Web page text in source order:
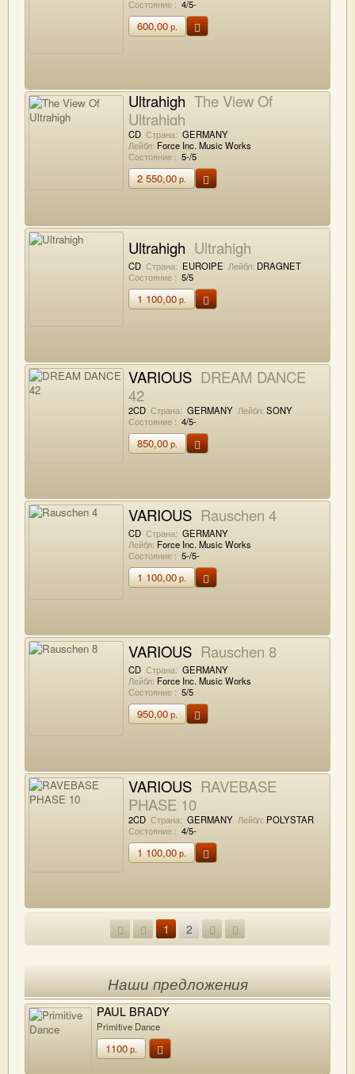
Состояние : 4/5-
600,00р.
Ultrahigh The View Of
Ultrahigh
CD Страна: GERMANY
Лейбл: Force Inc. Music Works
Состояние : 5-/5
2 550,00р.
Ultrahigh Ultrahigh
CD Страна: EUROIPE Лейбл: DRAGNET
Состояние : 5/5
1 100,00р.
VARIOUS DREAM DANCE
42
2CD Страна: GERMANY Лейбл: SONY
Состояние : 4/5-
850,00р.
VARIOUS Rauschen 4
CD Страна: GERMANY
Лейбл: Force Inc. Music Works
Состояние : 5-/5-
1 100,00р.
VARIOUS Rauschen 8
CD Страна: GERMANY
Лейбл: Force Inc. Music Works
Состояние : 5/5
950,00р.
VARIOUS RAVEBASE
PHASE 10
2CD Страна: GERMANY Лейбл: POLYSTAR
Состояние : 4/5-
1 100,00р.
1 2
Наши предложения
PAUL BRADY
Primitive Dance
1100р.